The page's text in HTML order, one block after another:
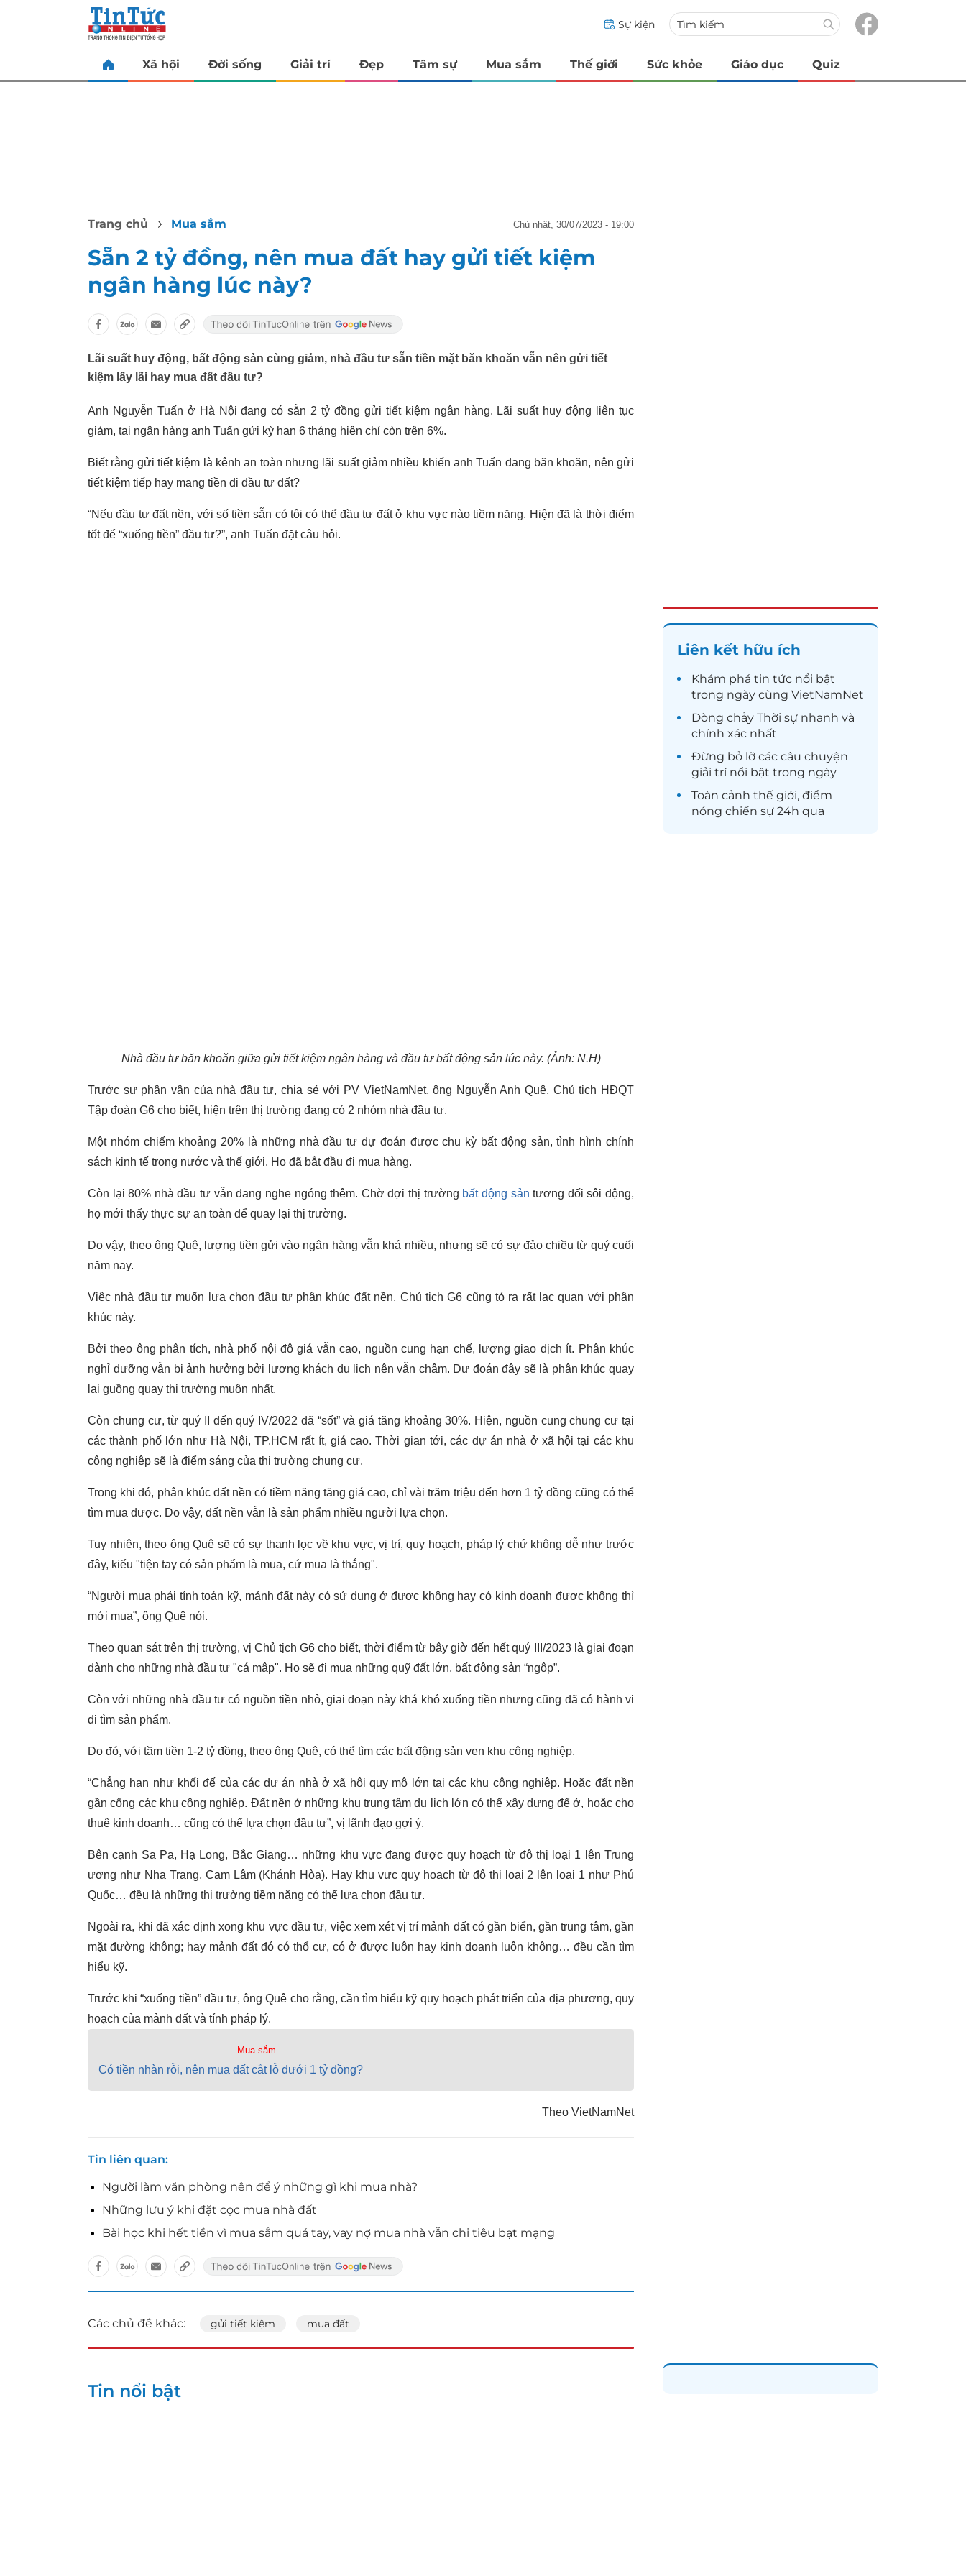
Sự kiện
Xã hội Đời sống Giải trí Đẹp Tâm sự Mua sắm Thế giới Sức khỏe Giáo dục Quiz
Trang chủ Mua sắm chủ nhật, 30/07/2023 - 19:00
Sẵn 2 tỷ đồng, nên mua đất hay gửi tiết kiệm
ngân hàng lúc này?
Lãi suất huy động, bất động sản cùng giảm, nhà đầu tư sẵn tiền mặt băn khoăn vẫn nên gửi tiết
kiệm lấy lãi hay mua đất đầu tư?
Anh Nguyễn Tuấn ở Hà Nội đang có sẵn 2 tỷ đồng gửi tiết kiệm ngân hàng. Lãi suất huy động liên tục
giảm, tại ngân hàng anh Tuấn gửi kỳ hạn 6 tháng hiện chỉ còn trên 6%.
Biết rằng gửi tiết kiệm là kênh an toàn nhưng lãi suất giảm nhiều khiến anh Tuấn đang băn khoăn, nên gửi
tiết kiệm tiếp hay mang tiền đi đầu tư đất?
“Nếu đầu tư đất nền, với số tiền sẵn có tôi có thể đầu tư đất ở khu vực nào tiềm năng. Hiện đã là thời điểm
tốt để “xuống tiền” đầu tư?”, anh Tuấn đặt câu hỏi.
Nhà đầu tư băn khoăn giữa gửi tiết kiệm ngân hàng và đầu tư bất động sản lúc này. (Ảnh: N.H)
Trước sự phân vân của nhà đầu tư, chia sẻ với PV VietNamNet, ông Nguyễn Anh Quê, Chủ tịch HĐQT
Tập đoàn G6 cho biết, hiện trên thị trường đang có 2 nhóm nhà đầu tư.
Một nhóm chiếm khoảng 20% là những nhà đầu tư dự đoán được chu kỳ bất động sản, tình hình chính
sách kinh tế trong nước và thế giới. Họ đã bắt đầu đi mua hàng.
Còn lại 80% nhà đầu tư vẫn đang nghe ngóng thêm. Chờ đợi thị trường bất động sản tương đối sôi động,
họ mới thấy thực sự an toàn để quay lại thị trường.
Do vậy, theo ông Quê, lượng tiền gửi vào ngân hàng vẫn khá nhiều, nhưng sẽ có sự đảo chiều từ quý cuối
năm nay.
Việc nhà đầu tư muốn lựa chọn đầu tư phân khúc đất nền, Chủ tịch G6 cũng tỏ ra rất lạc quan với phân
khúc này.
Bởi theo ông phân tích, nhà phố nội đô giá vẫn cao, nguồn cung hạn chế, lượng giao dịch ít. Phân khúc
nghỉ dưỡng vẫn bị ảnh hưởng bởi lượng khách du lịch nên vẫn chậm. Dự đoán đây sẽ là phân khúc quay
lại guồng quay thị trường muộn nhất.
Còn chung cư, từ quý II đến quý IV/2022 đã “sốt” và giá tăng khoảng 30%. Hiện, nguồn cung chung cư tại
các thành phố lớn như Hà Nội, TP.HCM rất ít, giá cao. Thời gian tới, các dự án nhà ở xã hội tại các khu
công nghiệp sẽ là điểm sáng của thị trường chung cư.
Trong khi đó, phân khúc đất nền có tiềm năng tăng giá cao, chỉ vài trăm triệu đến hơn 1 tỷ đồng cũng có thể
tìm mua được. Do vậy, đất nền vẫn là sản phẩm nhiều người lựa chọn.
Tuy nhiên, theo ông Quê sẽ có sự thanh lọc về khu vực, vị trí, quy hoạch, pháp lý chứ không dễ như trước
đây, kiểu "tiện tay có sản phẩm là mua, cứ mua là thắng".
“Người mua phải tính toán kỹ, mảnh đất này có sử dụng ở được không hay có kinh doanh được không thì
mới mua”, ông Quê nói.
Theo quan sát trên thị trường, vị Chủ tịch G6 cho biết, thời điểm từ bây giờ đến hết quý III/2023 là giai đoạn
dành cho những nhà đầu tư "cá mập". Họ sẽ đi mua những quỹ đất lớn, bất động sản “ngộp”.
Còn với những nhà đầu tư có nguồn tiền nhỏ, giai đoạn này khá khó xuống tiền nhưng cũng đã có hành vi
đi tìm sản phẩm.
Do đó, với tầm tiền 1-2 tỷ đồng, theo ông Quê, có thể tìm các bất động sản ven khu công nghiệp.
“Chẳng hạn như khối đế của các dự án nhà ở xã hội quy mô lớn tại các khu công nghiệp. Hoặc đất nền
gần cổng các khu công nghiệp. Đất nền ở những khu trung tâm du lịch lớn có thể xây dựng để ở, hoặc cho
thuê kinh doanh… cũng có thể lựa chọn đầu tư”, vị lãnh đạo gợi ý.
Bên cạnh Sa Pa, Hạ Long, Bắc Giang… những khu vực đang được quy hoạch từ đô thị loại 1 lên Trung
ương như Nha Trang, Cam Lâm (Khánh Hòa). Hay khu vực quy hoạch từ đô thị loại 2 lên loại 1 như Phú
Quốc… đều là những thị trường tiềm năng có thể lựa chọn đầu tư.
Ngoài ra, khi đã xác định xong khu vực đầu tư, việc xem xét vị trí mảnh đất có gần biển, gần trung tâm, gần
mặt đường không; hay mảnh đất đó có thổ cư, có ở được luôn hay kinh doanh luôn không… đều cần tìm
hiểu kỹ.
Trước khi “xuống tiền” đầu tư, ông Quê cho rằng, cần tìm hiểu kỹ quy hoạch phát triển của địa phương, quy
hoạch của mảnh đất và tính pháp lý.
Mua sắm
Có tiền nhàn rỗi, nên mua đất cắt lỗ dưới 1 tỷ đồng?
Theo VietNamNet
Tin liên quan
Người làm văn phòng nên để ý những gì khi mua nhà?
Những lưu ý khi đặt cọc mua nhà đất
Bài học khi hết tiền vì mua sắm quá tay, vay nợ mua nhà vẫn chi tiêu bạt mạng
Các chủ đề khác: gửi tiết kiệm mua đất
Liên kết hữu ích
Khám phá tin tức nổi bật
trong ngày cùng VietNamNet
Dòng chảy Thời sự nhanh và
chính xác nhất
Đừng bỏ lỡ các câu chuyện
giải trínổi bật trong ngày
Toàn cảnh thế giới, điểm
nóng chiến sự 24h qua
Tin nổi bật